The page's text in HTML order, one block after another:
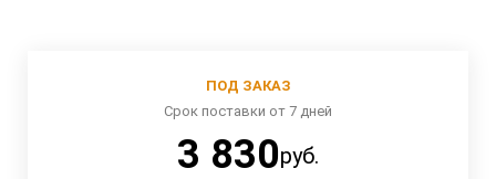
ПОД ЗАКАЗ
Срок поставки от 7 дней
3 830руб.